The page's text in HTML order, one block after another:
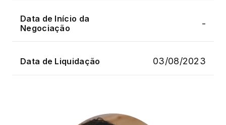
Data de Início da
Negociação
-
Data de Liquidação 03/08/2023